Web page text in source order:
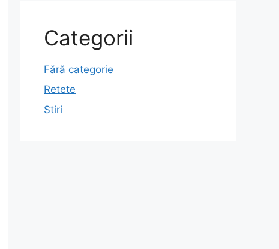
Categorii
Fără categorie
Retete
Stiri